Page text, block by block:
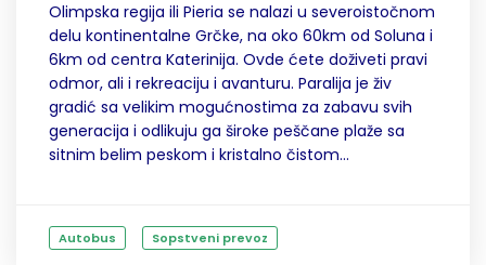
Olimpska regija ili Pieria se nalazi u severoistočnom
delu kontinentalne Grčke, na oko 60km od Soluna i
6km od centra Katerinija. Ovde ćete doživeti pravi
odmor, ali i rekreaciju i avanturu. Paralija je živ
gradić sa velikim mogućnostima za zabavu svih
generacija i odlikuju ga široke peščane plaže sa
sitnim belim peskom i kristalno čistom...
Autobus Sopstveni prevoz